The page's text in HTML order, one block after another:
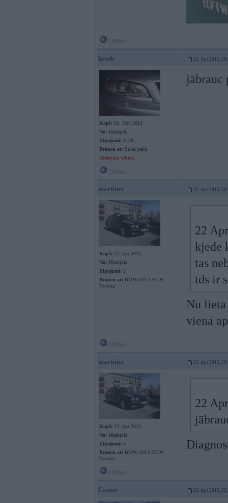
krods 22. Apr 2015,
Kopš: 02. Nov 2012
No: Jēkabpils
Ziņojumi: 1134
Braucu ar: Sulas paku
Attention whore
jābrauc
martinzz 22. Apr 2015,
Kopš: 22. Apr 2015
No: Jēkabpils
Ziņojumi: 5
Braucu ar: BMW e34 2.5TDS
Touring
22
kjede
tas
tds ir
Nu lieta
viena
martinzz 22. Apr 2015,
Kopš: 22. Apr 2015
No: Jēkabpils
Ziņojumi: 5
Braucu ar: BMW e34 2.5TDS
Touring
22
Castor 22. Apr 2015,